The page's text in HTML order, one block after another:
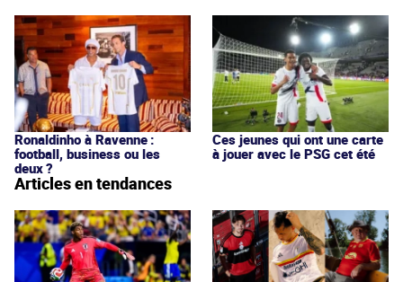
Ronaldinho à Ravenne :
football, business ou les
deux ?
Ces jeunes qui ont une carte
à jouer avec le PSG cet été
Articles en tendances